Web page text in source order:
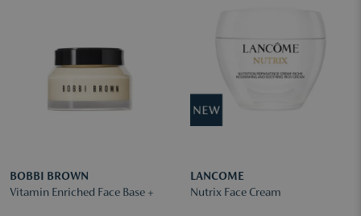
BOBBI BROWN
Vitamin Enriched Face Base +
LANCOME
Nutrix Face Cream